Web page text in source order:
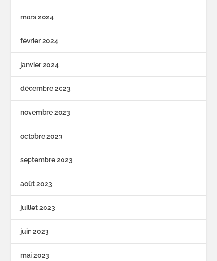
mars 2024
février 2024
janvier 2024
décembre 2023
novembre 2023
octobre 2023
septembre 2023
août 2023
juillet 2023
juin 2023
mai 2023